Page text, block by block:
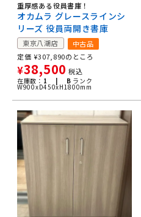
重厚感ある役員書庫！
オカムラ グレースラインシ
リーズ 役員両開き書庫
東京八潮店
中古品
定価 ¥307,890のところ
¥38,500 税込
在庫数： 1 | B ランク
W900xD450xH1800mm